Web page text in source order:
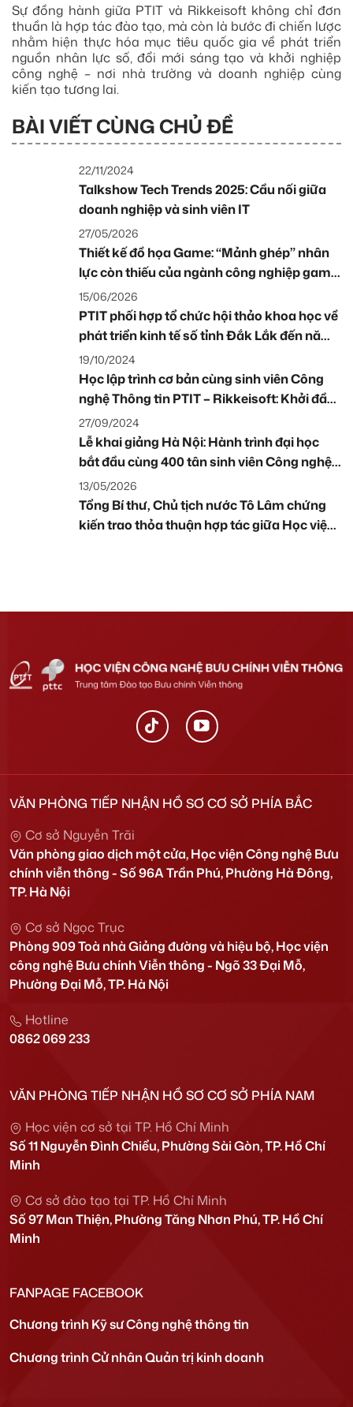
Sự đồng hành giữa PTIT và Rikkeisoft không chỉ đơn
thuần là hợp tác đào tạo, mà còn là bước đi chiến lược
nhằm hiện thực hóa mục tiêu quốc gia về phát triển
nguồn nhân lực số, đổi mới sáng tạo và khởi nghiệp
công nghệ – nơi nhà trường và doanh nghiệp cùng
kiến tạo tương lai.
BÀI VIẾT CÙNG CHỦ ĐỀ
22/11/2024
Talkshow Tech Trends 2025: Cầu nối giữa
doanh nghiệp và sinh viên IT
27/05/2026
Thiết kế đồ họa Game: “Mảnh ghép” nhân
lực còn thiếu của ngành công nghiệp game
Việt
15/06/2026
PTIT phối hợp tổ chức hội thảo khoa học về
phát triển kinh tế số tỉnh Đắk Lắk đến năm
2030
19/10/2024
Học lập trình cơ bản cùng sinh viên Công
nghệ Thông tin PTIT – Rikkeisoft: Khởi đầu
hứng khởi cùng Scratch
27/09/2024
Lễ khai giảng Hà Nội: Hành trình đại học
bắt đầu cùng 400 tân sinh viên Công nghệ
thông tin
13/05/2026
Tổng Bí thư, Chủ tịch nước Tô Lâm chứng
kiến trao thỏa thuận hợp tác giữa Học viện
VĂN PHÒNG TIẾP NHẬN HỒ SƠ CƠ SỞ PHÍA BẮC
Cơ sở Nguyễn Trãi
Văn phòng giao dịch một cửa, Học viện Công nghệ Bưu
chính viễn thông - Số 96A Trần Phú, Phường Hà Đông,
TP. Hà Nội
Cơ sở Ngọc Trục
Phòng 909 Toà nhà Giảng đường và hiệu bộ, Học viện
công nghệ Bưu chính Viễn thông - Ngõ 33 Đại Mỗ,
Phường Đại Mỗ, TP. Hà Nội
Hotline
0862 069 233
VĂN PHÒNG TIẾP NHẬN HỒ SƠ CƠ SỞ PHÍA NAM
Học viện cơ sở tại TP. Hồ Chí Minh
Số 11 Nguyễn Đình Chiểu, Phường Sài Gòn, TP. Hồ Chí
Minh
Cơ sở đào tạo tại TP. Hồ Chí Minh
Số 97 Man Thiện, Phường Tăng Nhơn Phú, TP. Hồ Chí
Minh
FANPAGE FACEBOOK
Chương trình Kỹ sư Công nghệ thông tin
Chương trình Cử nhân Quản trị kinh doanh